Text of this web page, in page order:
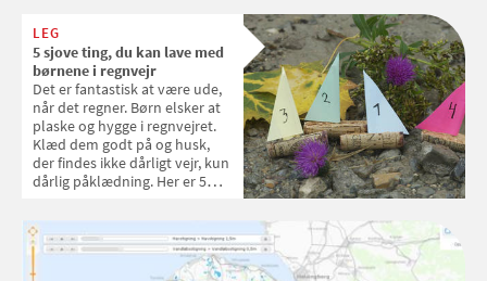
blive mindst våd i regnvejr.
LEG
5 sjove ting, du kan lave med
børnene i regnvejr
Det er fantastisk at være ude,
når det regner. Børn elsker at
plaske og hygge i regnvejret.
Klæd dem godt på og husk,
der findes ikke dårligt vejr, kun
dårlig påklædning. Her er 5